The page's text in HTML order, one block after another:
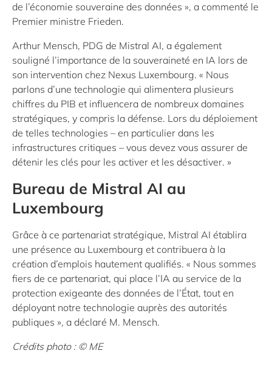
de l’économie souveraine des données », a commenté le
Premier ministre Frieden.
Arthur Mensch, PDG de Mistral AI, a également
souligné l’importance de la souveraineté en IA lors de
son intervention chez Nexus Luxembourg. « Nous
parlons d’une technologie qui alimentera plusieurs
chiffres du PIB et influencera de nombreux domaines
stratégiques, y compris la défense. Lors du déploiement
de telles technologies – en particulier dans les
infrastructures critiques – vous devez vous assurer de
détenir les clés pour les activer et les désactiver. »
Bureau de Mistral AI au
Luxembourg
Grâce à ce partenariat stratégique, Mistral AI établira
une présence au Luxembourg et contribuera à la
création d’emplois hautement qualifiés. « Nous sommes
fiers de ce partenariat, qui place l’IA au service de la
protection exigeante des données de l’État, tout en
déployant notre technologie auprès des autorités
publiques », a déclaré M. Mensch.
Crédits photo : © ME